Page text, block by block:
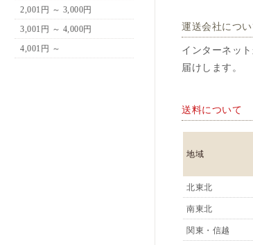
2,001円 ～ 3,000円
3,001円 ～ 4,000円
4,001円 ～
運送会社につい
インターネッ
届けします。
送料について
地域
北東北
南東北
関東・信越